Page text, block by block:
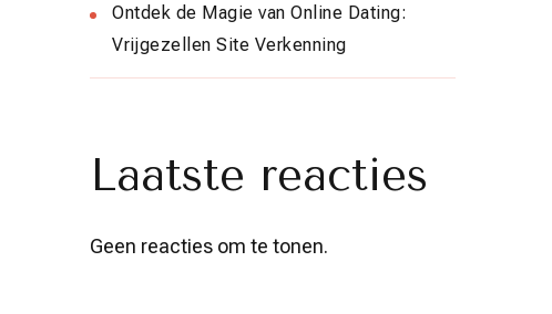
Ontdek de Magie van Online Dating:
Vrijgezellen Site Verkenning
Laatste reacties
Geen reacties om te tonen.